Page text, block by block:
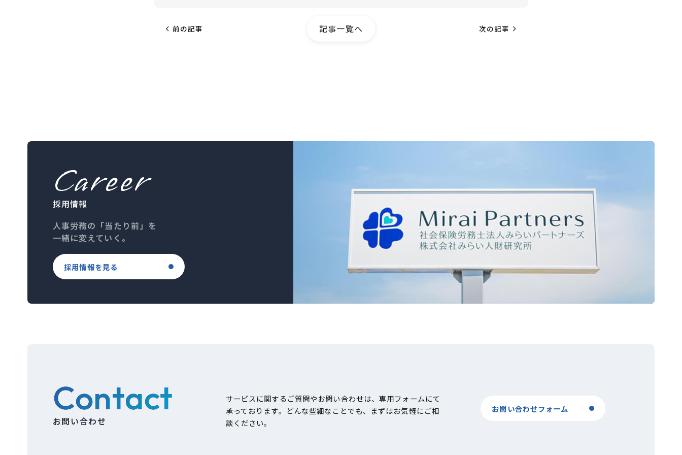
chevron_left 前の記事 記事一覧へ 次の記事 navigate_next
Career
採用情報
人事労務の「当たり前」を
一緒に変えていく。
採用情報を見る
Contact
お問い合わせ
サービスに関するご質問やお問い合わせは、専用フォームにて
承っております。どんな些細なことでも、まずはお気軽にご相
談ください。
お問い合わせフォーム